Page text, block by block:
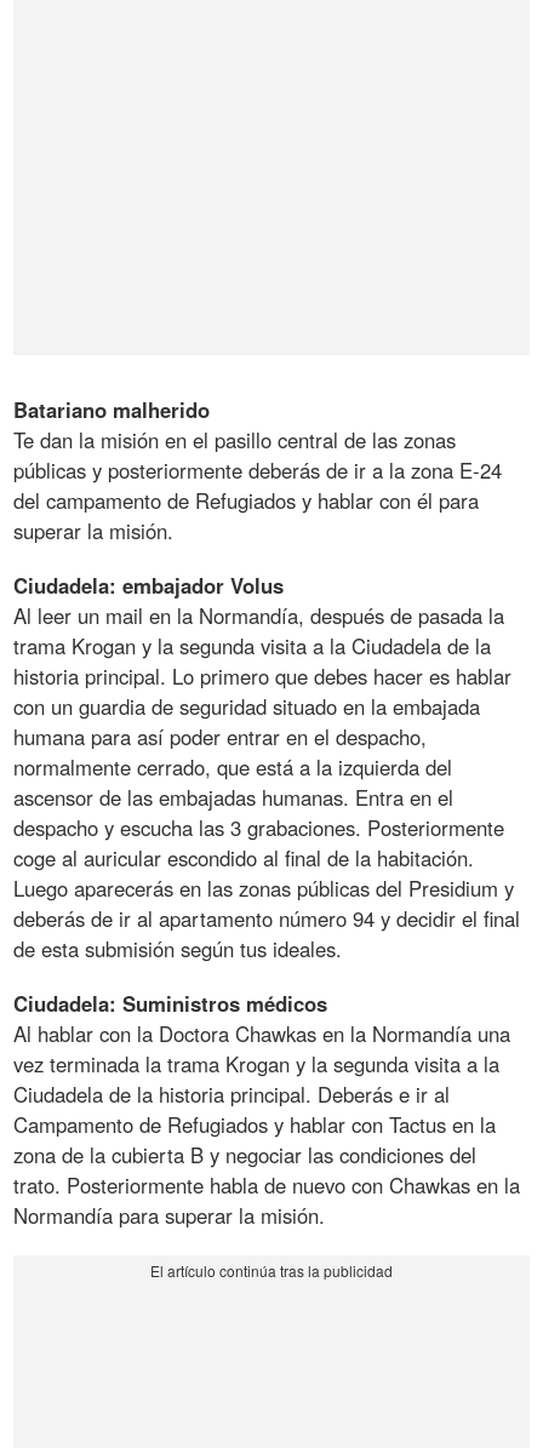
Batariano malherido
Te dan la misión en el pasillo central de las zonas
públicas y posteriormente deberás de ir a la zona E-24
del campamento de Refugiados y hablar con él para
superar la misión.
Ciudadela: embajador Volus
Al leer un mail en la Normandía, después de pasada la
trama Krogan y la segunda visita a la Ciudadela de la
historia principal. Lo primero que debes hacer es hablar
con un guardia de seguridad situado en la embajada
humana para así poder entrar en el despacho,
normalmente cerrado, que está a la izquierda del
ascensor de las embajadas humanas. Entra en el
despacho y escucha las 3 grabaciones. Posteriormente
coge al auricular escondido al final de la habitación.
Luego aparecerás en las zonas públicas del Presidium y
deberás de ir al apartamento número 94 y decidir el final
de esta submisión según tus ideales.
Ciudadela: Suministros médicos
Al hablar con la Doctora Chawkas en la Normandía una
vez terminada la trama Krogan y la segunda visita a la
Ciudadela de la historia principal. Deberás e ir al
Campamento de Refugiados y hablar con Tactus en la
zona de la cubierta B y negociar las condiciones del
trato. Posteriormente habla de nuevo con Chawkas en la
Normandía para superar la misión.